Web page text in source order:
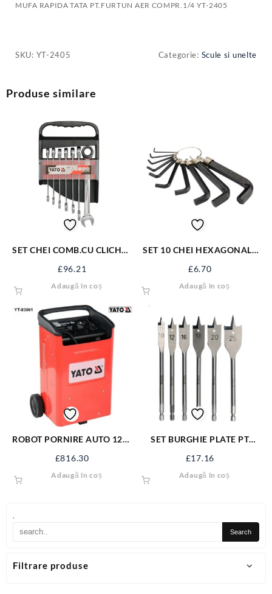
.
Filtrare produse
MUFA RAPIDA TATA PT.FURTUN AER COMPR.1/4 YT-2405
SKU: YT-2405 Categorie: Scule si unelte
Produse similare
SET CHEI COMB.CU CLICHET
£96.21
Adaugă în coș
SET 10 CHEI HEXAGONALE
£6.70
Adaugă în coș
ROBOT PORNIRE AUTO 12V-
£816.30
Adaugă în coș
SET BURGHIE PLATE PT
£17.16
Adaugă în coș